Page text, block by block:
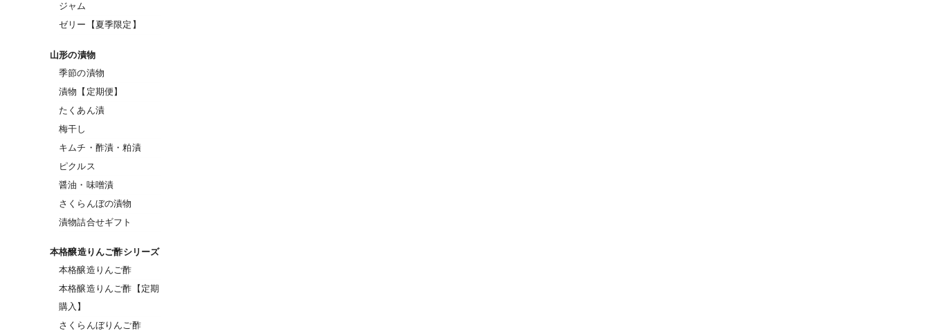
ジャム
ゼリー【夏季限定】
山形の漬物
季節の漬物
漬物【定期便】
たくあん漬
梅干し
キムチ・酢漬・粕漬
ピクルス
醤油・味噌漬
さくらんぼの漬物
漬物詰合せギフト
本格醸造りんご酢シリーズ
本格醸造りんご酢
本格醸造りんご酢【定期
購入】
さくらんぼりんご酢